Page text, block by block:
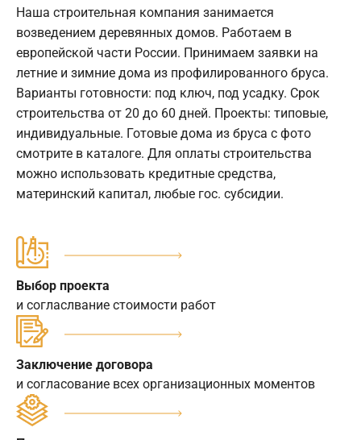
Наша строительная компания занимается
возведением деревянных домов. Работаем в
европейской части России. Принимаем заявки на
летние и зимние дома из профилированного бруса.
Варианты готовности: под ключ, под усадку. Срок
строительства от 20 до 60 дней. Проекты: типовые,
индивидуальные. Готовые дома из бруса с фото
смотрите в каталоге. Для оплаты строительства
можно использовать кредитные средства,
материнский капитал, любые гос. субсидии.
Выбор проекта
и согласлвание стоимости работ
Заключение договора
и согласование всех организационных моментов